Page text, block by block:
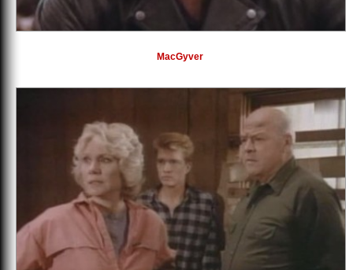
MacGyver